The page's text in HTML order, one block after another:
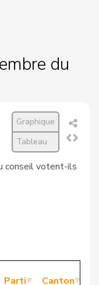
du
Graphique
Tableau
conseil votent-ils
Parti Canton